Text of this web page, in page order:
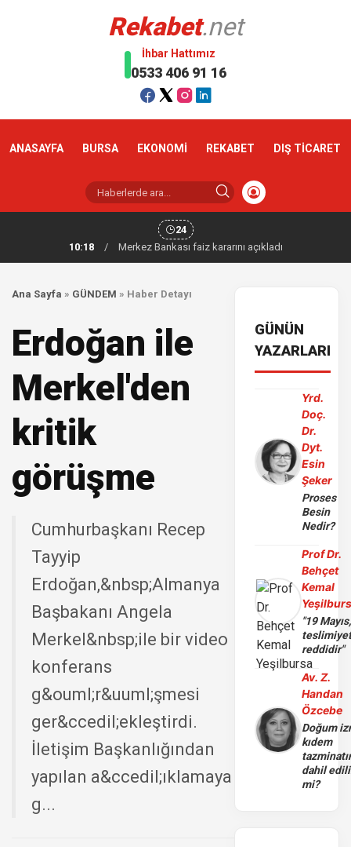
Rekabet.net
İhbar Hattımız
0533 406 91 16
ANASAYFA BURSA EKONOMİ REKABET DIŞ TİCARET
24
10:18
/ Merkez Bankası faiz kararını açıkladı
Ana Sayfa » GÜNDEM » Haber Detayı
Erdoğan ile
Merkel'den
kritik
görüşme
Cumhurbaşkanı Recep
Tayyip
Erdoğan,&nbsp;Almanya
Başbakanı Angela
Merkel&nbsp;ile bir video
konferans
g&ouml;r&uuml;şmesi
ger&ccedil;ekleştirdi.
İletişim Başkanlığından
yapılan a&ccedil;ıklamaya
g...
GÜNÜN
YAZARLARI
Yrd.
Doç.
Dr.
Dyt.
Esin
Şeker
Proses
Besin
Nedir?
Prof Dr.
Behçet
Kemal
"19 Mayıs,
reddidir"
Av. Z.
Handan
Özcebe
Doğum
kıdem
dahil
mi?